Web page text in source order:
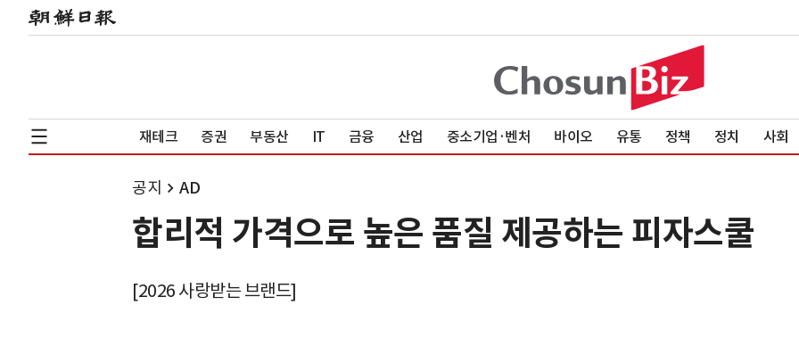
재테크 증권 부동산 IT 금융 산업 중소기업·벤처 바이오 유통 정책 정치 사회
공지 AD
합리적 가격으로 높은 품질 제공하는 피자스쿨
[2026 사랑받는 브랜드]